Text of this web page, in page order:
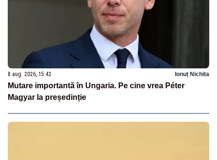
8 aug. 2026, 15:42 Ionuț Nichita
Mutare importantă în Ungaria. Pe cine vrea Péter
Magyar la președinție